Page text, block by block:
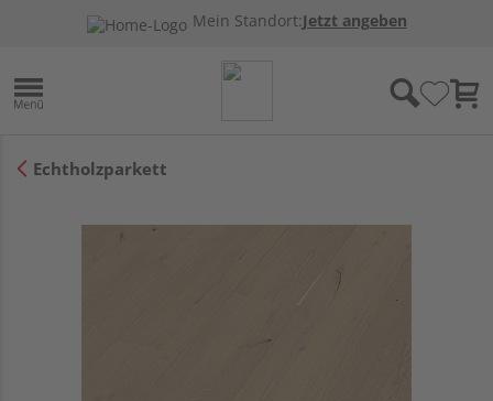
Mein Standort:Jetzt angeben
Echtholzparkett